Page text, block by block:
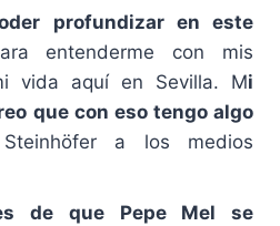
profundizar en este
entenderme con mis
vida aquí en Sevilla. Mi
que con eso tengo algo
a los medios
de que Pepe Mel se